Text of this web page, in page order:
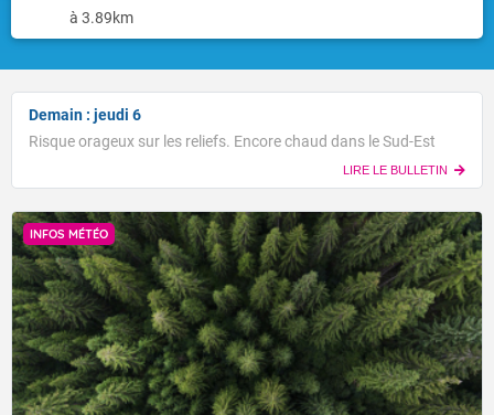
à 3.89km
Demain : jeudi 6
Risque orageux sur les reliefs. Encore chaud dans le Sud-Est
LIRE LE BULLETIN
INFOS MÉTÉO